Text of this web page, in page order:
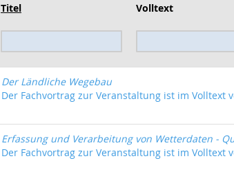
Titel Volltext
Der Ländliche Wegebau
Der Fachvortrag zur Veranstaltung ist im Volltext
Erfassung und Verarbeitung von Wetterdaten -
Der Fachvortrag zur Veranstaltung ist im Volltext